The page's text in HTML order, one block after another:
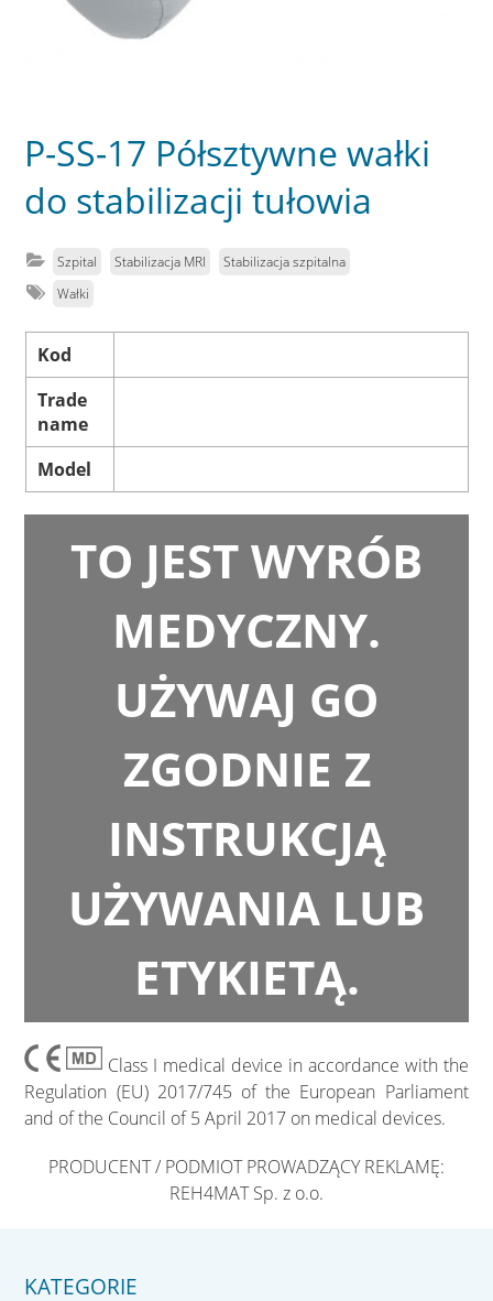
P-SS-17 Półsztywne wałki
do stabilizacji tułowia
Szpital Stabilizacja MRI
Stabilizacja szpitalna
Wałki
Kod
Trade
name
Model
TO JEST WYRÓB
MEDYCZNY.
UŻYWAJ GO
ZGODNIE Z
INSTRUKCJĄ
UŻYWANIA LUB
ETYKIETĄ.
Class I medical device in accordance with the
Regulation (EU) 2017/745 of the European Parliament
and of the Council of 5 April 2017 on medical devices.
PRODUCENT / PODMIOT PROWADZĄCY REKLAMĘ:
REH4MAT Sp. z o.o.
KATEGORIE